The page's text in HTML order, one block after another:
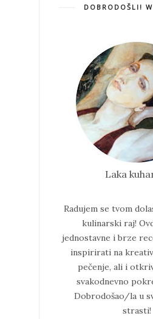
DOBRODOŠLI!
Laka
Radujem se tvom
kulinarski raj!
jednostavne i brze
inspirirati na
pečenje, ali i
svakodnevno
Dobrodošao/la u
strasti!